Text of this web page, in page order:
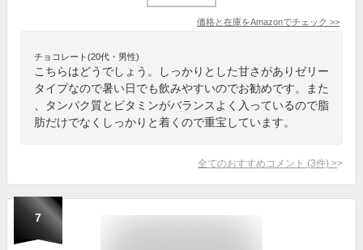
価格と在庫をAmazonでチェック >>
チョコレート(20代・男性)
こちらはどうでしょう。しっかりとした甘さがありゼリー
タイプなので暑い日でも飲みやすいのでお勧めです。また
、タンパク質とビタミンがバランスよく入っているので脂
肪だけでなくしっかりと着くので重宝しています。
全てのおすすめコメント (3件) >
7